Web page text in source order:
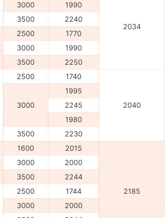
2034
3000 1990
3500 2240
2500 1770
3000 1990
3500 2250
2500 1740
2040
3000
1995
2245
1980
3500 2230
1600 2015
2185
3000 2000
3500 2244
2500
1744
3000 2000